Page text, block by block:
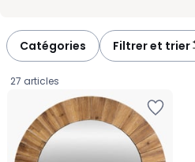
Catégories Filtrer et trier
27 articles